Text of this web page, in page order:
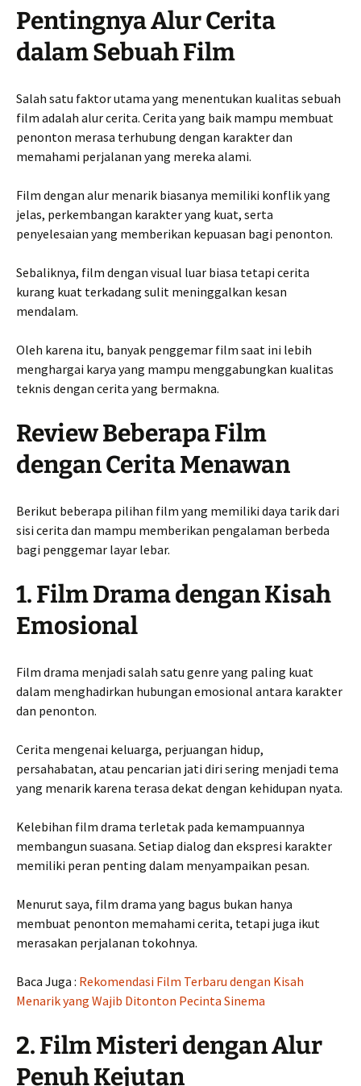
Pentingnya Alur Cerita
dalam Sebuah Film
Salah satu faktor utama yang menentukan kualitas sebuah
film adalah alur cerita. Cerita yang baik mampu membuat
penonton merasa terhubung dengan karakter dan
memahami perjalanan yang mereka alami.
Film dengan alur menarik biasanya memiliki konflik yang
jelas, perkembangan karakter yang kuat, serta
penyelesaian yang memberikan kepuasan bagi penonton.
Sebaliknya, film dengan visual luar biasa tetapi cerita
kurang kuat terkadang sulit meninggalkan kesan
mendalam.
Oleh karena itu, banyak penggemar film saat ini lebih
menghargai karya yang mampu menggabungkan kualitas
teknis dengan cerita yang bermakna.
Review Beberapa Film
dengan Cerita Menawan
Berikut beberapa pilihan film yang memiliki daya tarik dari
sisi cerita dan mampu memberikan pengalaman berbeda
bagi penggemar layar lebar.
1. Film Drama dengan Kisah
Emosional
Film drama menjadi salah satu genre yang paling kuat
dalam menghadirkan hubungan emosional antara karakter
dan penonton.
Cerita mengenai keluarga, perjuangan hidup,
persahabatan, atau pencarian jati diri sering menjadi tema
yang menarik karena terasa dekat dengan kehidupan nyata.
Kelebihan film drama terletak pada kemampuannya
membangun suasana. Setiap dialog dan ekspresi karakter
memiliki peran penting dalam menyampaikan pesan.
Menurut saya, film drama yang bagus bukan hanya
membuat penonton memahami cerita, tetapi juga ikut
merasakan perjalanan tokohnya.
Baca Juga : Rekomendasi Film Terbaru dengan Kisah
Menarik yang Wajib Ditonton Pecinta Sinema
2. Film Misteri dengan Alur
Penuh Kejutan